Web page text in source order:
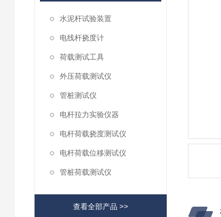
水泥杆试验装置
电线杆挠度计
荷载测试工具
外压荷载测试仪
管桩测试仪
电杆拉力实验仪器
电杆荷载挠度测试仪
电杆荷载位移测试仪
管桩荷载测试仪
查看全部产品 >>